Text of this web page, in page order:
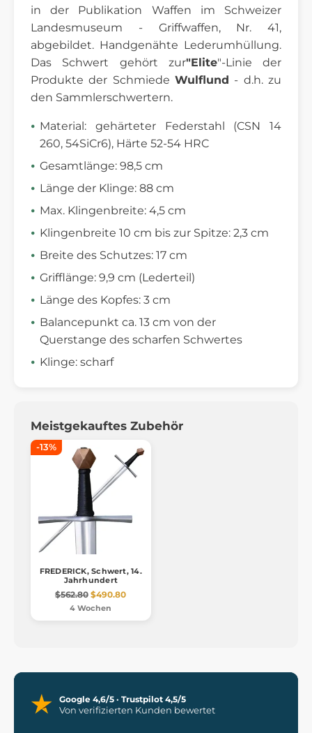
in der Publikation Waffen im Schweizer
Landesmuseum - Griffwaffen, Nr. 41,
abgebildet. Handgenähte Lederumhüllung.
Das Schwert gehört zur"Elite"-Linie der
Produkte der Schmiede Wulflund - d.h. zu
den Sammlerschwertern.
Material: gehärteter Federstahl (CSN 14
260, 54SiCr6), Härte 52-54 HRC
Gesamtlänge: 98,5 cm
Länge der Klinge: 88 cm
Max. Klingenbreite: 4,5 cm
Klingenbreite 10 cm bis zur Spitze: 2,3 cm
Breite des Schutzes: 17 cm
Grifflänge: 9,9 cm (Lederteil)
Länge des Kopfes: 3 cm
Balancepunkt ca. 13 cm von der
Querstange des scharfen Schwertes
Klinge: scharf
Meistgekauftes Zubehör
-13%
FREDERICK, Schwert, 14.
Jahrhundert
$562.80 $490.80
4 Wochen
Google 4,6/5 · Trustpilot 4,5/5
Von verifizierten Kunden bewertet